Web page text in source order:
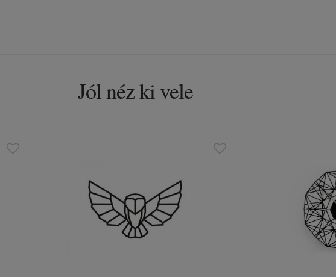
Jól néz ki vele